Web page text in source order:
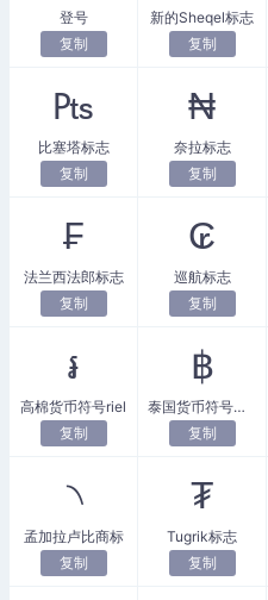
登号
复制
新的Sheqel标志
复制
₧
比塞塔标志
复制
₦
奈拉标志
复制
₣
法兰西法郎标志
复制
₢
巡航标志
复制
៛
高棉货币符号riel
复制
฿
泰国货币符号泰铢
复制
৲
孟加拉卢比商标
复制
₮
Tugrik标志
复制